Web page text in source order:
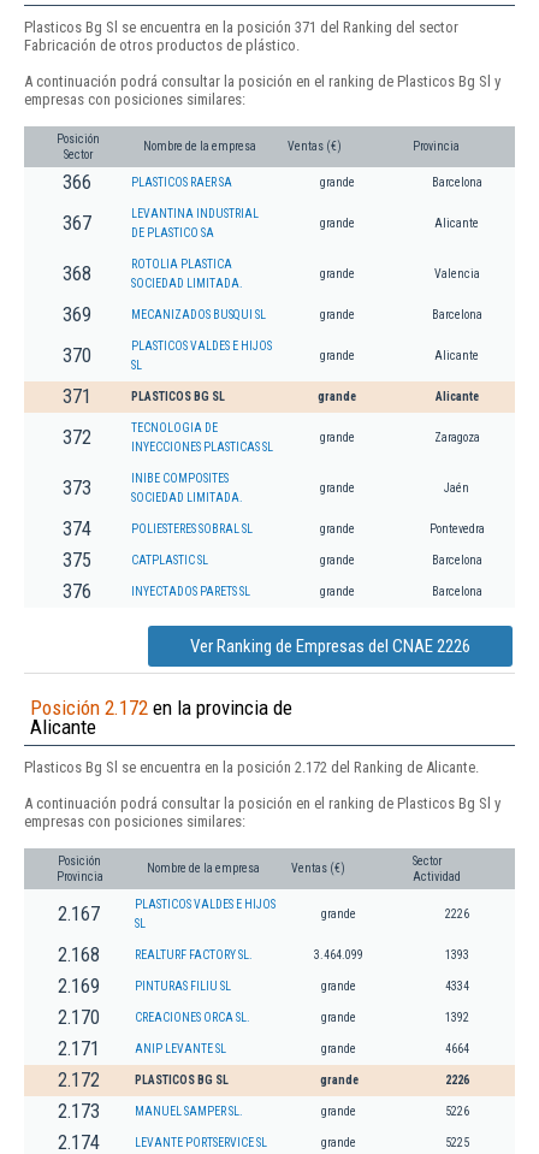
Plasticos Bg Sl se encuentra en la posición 371 del Ranking del sector
Fabricación de otros productos de plástico.
A continuación podrá consultar la posición en el ranking de Plasticos Bg Sl y
empresas con posiciones similares:
Posición
Sector
Nombre de la empresa Ventas (€) Provincia
366 PLASTICOS RAER SA grande Barcelona
367
LEVANTINA INDUSTRIAL
DE PLASTICO SA
grande Alicante
368
ROTOLIA PLASTICA
SOCIEDAD LIMITADA.
grande Valencia
369 MECANIZADOS BUSQUI SL grande Barcelona
370
PLASTICOS VALDES E HIJOS
SL
grande Alicante
371 PLASTICOS BG SL grande Alicante
372
TECNOLOGIA DE
INYECCIONES PLASTICAS SL
grande Zaragoza
373
INIBE COMPOSITES
SOCIEDAD LIMITADA.
grande Jaén
374 POLIESTERES SOBRAL SL grande Pontevedra
375 CATPLASTIC SL grande Barcelona
376 INYECTADOS PARETS SL grande Barcelona
Ver Ranking de Empresas del CNAE 2226
Posición 2.172 en la provincia de
Alicante
Plasticos Bg Sl se encuentra en la posición 2.172 del Ranking de Alicante.
A continuación podrá consultar la posición en el ranking de Plasticos Bg Sl y
empresas con posiciones similares:
Posición
Provincia
Nombre de la empresa Ventas (€)
Sector
Actividad
2.167
PLASTICOS VALDES E HIJOS
SL
grande 2226
2.168 REALTURF FACTORY SL. 3.464.099 1393
2.169 PINTURAS FILIU SL grande 4334
2.170 CREACIONES ORCA SL. grande 1392
2.171 ANIP LEVANTE SL grande 4664
2.172 PLASTICOS BG SL grande 2226
2.173 MANUEL SAMPER SL. grande 5226
2.174 LEVANTE PORTSERVICE SL grande 5225